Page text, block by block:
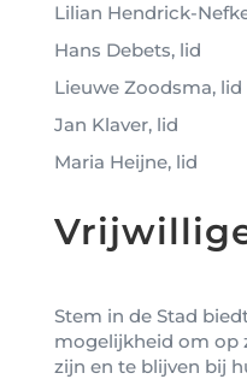
Lilian Hendrick-
Hans Debets, lid
Lieuwe Zoodsma, lid
Jan Klaver, lid
Maria Heijne, lid
Stem in de Stad
mogelijkheid om op
zijn en te blijven bij